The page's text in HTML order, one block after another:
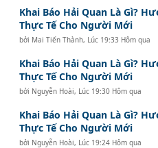
Khai Báo Hải Quan Là Gì?
Thực Tế Cho Người Mới
bởi Mai Tiến Thành, Lúc 19:33 Hôm qua
Khai Báo Hải Quan Là Gì?
Thực Tế Cho Người Mới
bởi Nguyễn Hoài, Lúc 19:30 Hôm qua
Khai Báo Hải Quan Là Gì?
Thực Tế Cho Người Mới
bởi Nguyễn Hoài, Lúc 19:24 Hôm qua